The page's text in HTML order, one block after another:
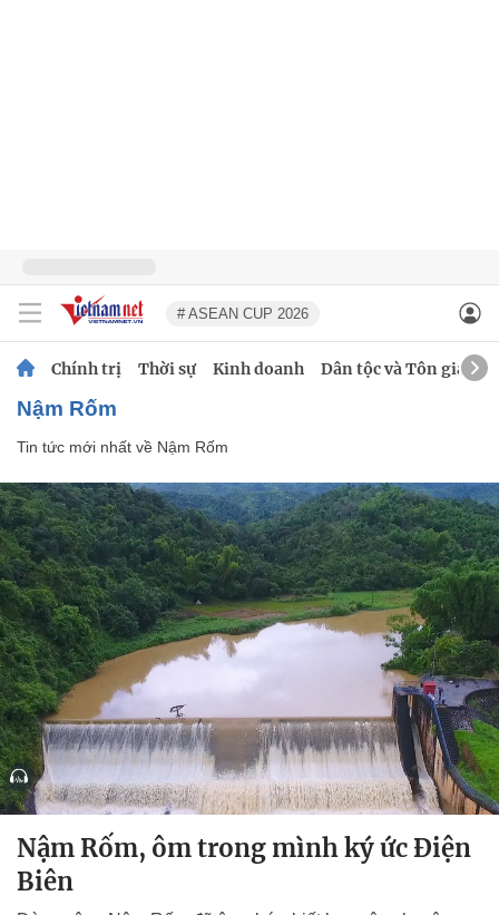
# ASEAN CUP 2026
Chính trị Thời sự Kinh doanh Dân tộc và Tôn giáo
Nậm Rốm
Tin tức mới nhất về Nậm Rốm
Nậm Rốm, ôm trong mình ký ức Điện
Biên